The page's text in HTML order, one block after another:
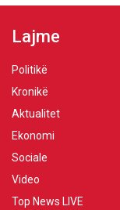
Lajme
Politikë
Kronikë
Aktualitet
Ekonomi
Sociale
Video
Top News LIVE